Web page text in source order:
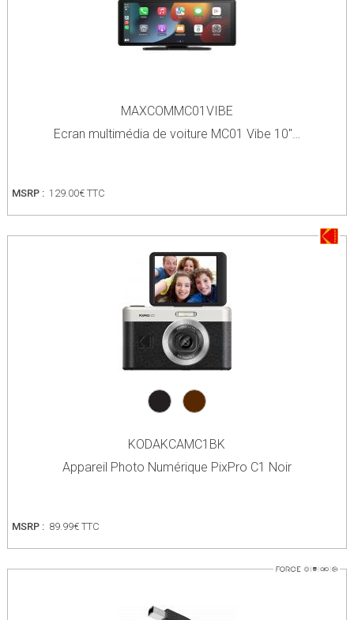
MAXCOMMC01VIBE
Ecran multimédia de voiture MC01 Vibe 10''…
MSRP : 129.00€ TTC
KODAKCAMC1BK
Appareil Photo Numérique PixPro C1 Noir
MSRP : 89.99€ TTC